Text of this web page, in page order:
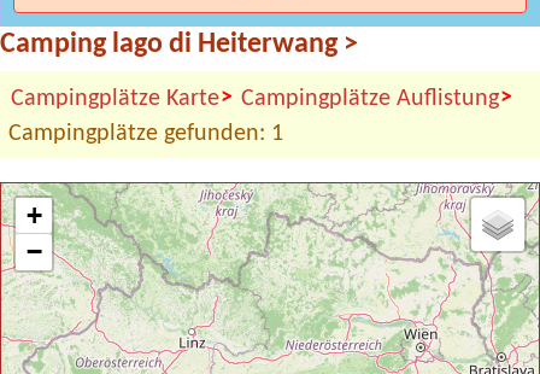
Camping lago di Heiterwang >
Campingplätze Karte> Campingplätze Auflistung>
Campingplätze gefunden: 1
+
−